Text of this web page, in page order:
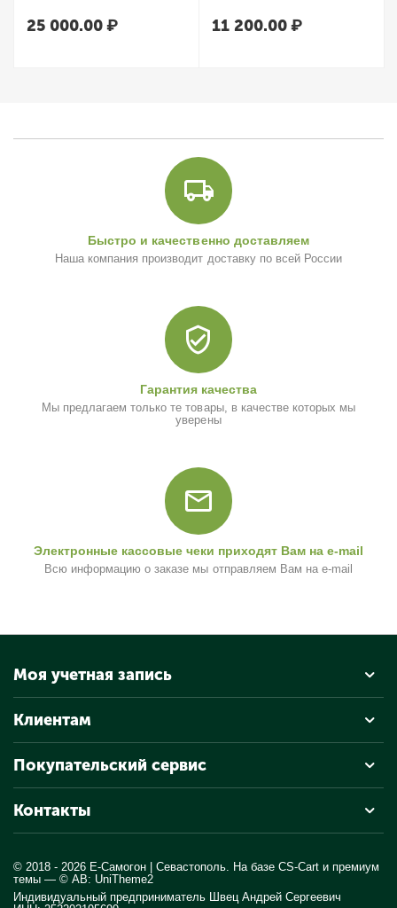
25 000.00₽ 11 200.00₽
Быстро и качественно доставляем
Наша компания производит доставку по всей России
Гарантия качества
Мы предлагаем только те товары, в качестве которых мы
уверены
Электронные кассовые чеки приходят Вам на e-mail
Всю информацию о заказе мы отправляем Вам на e-mail
Моя учетная запись
Клиентам
Покупательский сервис
Контакты
© 2018 - 2026 Е-Самогон | Севастополь. На базеCS-Cart и премиум
темы —© AB: UniTheme2
Индивидуальный предприниматель Швец Андрей Сергеевич